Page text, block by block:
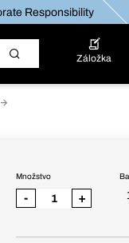
Responsibility
Záložka
Množstvo
- +